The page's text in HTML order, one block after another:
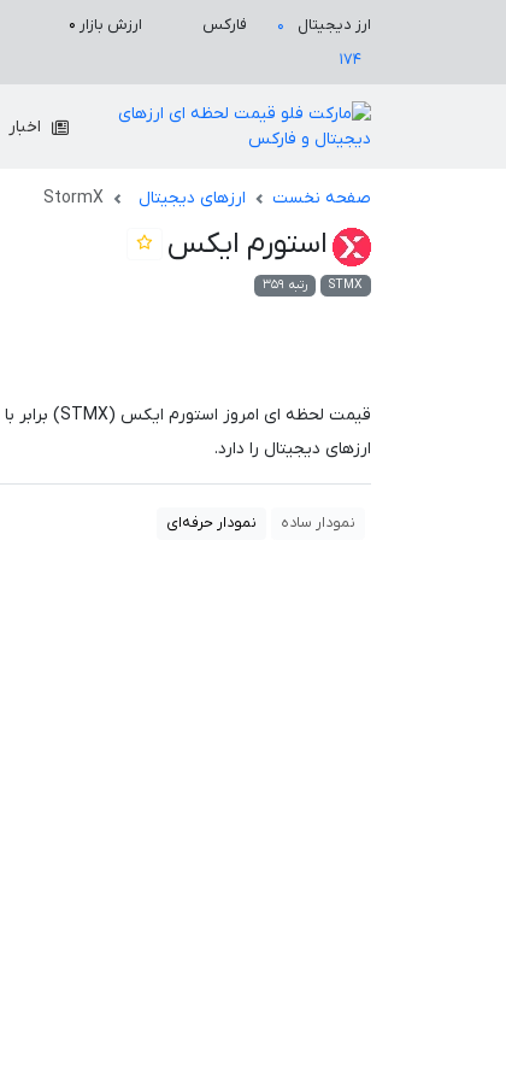
ارز دیجیتال ۰
فارکس
۱۷۴
ارزش بازار ۰
اخبار
صفحه نخست ارزهای دیجیتال StormX
استورم ایکس
STMX رتبه ۳۵۹
قیمت لحظه ای امروز استورم ایکس (STMX) برابر با
ارزهای دیجیتال را دارد.
نمودار ساده نمودار حرفه‌ای